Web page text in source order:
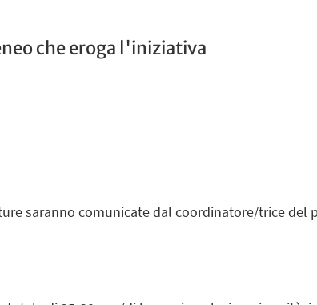
che eroga l'iniziativa
saranno comunicate dal coordinatore/trice del